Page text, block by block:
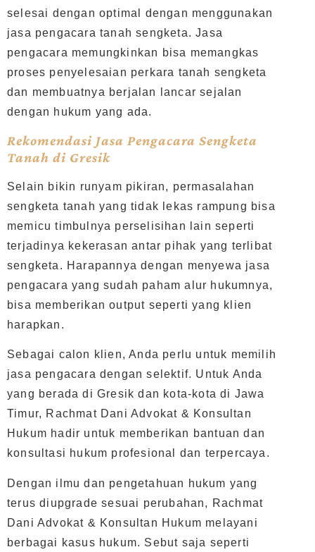
selesai dengan optimal dengan menggunakan
jasa pengacara tanah sengketa. Jasa
pengacara memungkinkan bisa memangkas
proses penyelesaian perkara tanah sengketa
dan membuatnya berjalan lancar sejalan
dengan hukum yang ada.
Rekomendasi Jasa Pengacara Sengketa
Tanah di Gresik
Selain bikin runyam pikiran, permasalahan
sengketa tanah yang tidak lekas rampung bisa
memicu timbulnya perselisihan lain seperti
terjadinya kekerasan antar pihak yang terlibat
sengketa. Harapannya dengan menyewa jasa
pengacara yang sudah paham alur hukumnya,
bisa memberikan output seperti yang klien
harapkan.
Sebagai calon klien, Anda perlu untuk memilih
jasa pengacara dengan selektif. Untuk Anda
yang berada di Gresik dan kota-kota di Jawa
Timur, Rachmat Dani Advokat & Konsultan
Hukum hadir untuk memberikan bantuan dan
konsultasi hukum profesional dan terpercaya.
Dengan ilmu dan pengetahuan hukum yang
terus diupgrade sesuai perubahan, Rachmat
Dani Advokat & Konsultan Hukum melayani
berbagai kasus hukum. Sebut saja seperti